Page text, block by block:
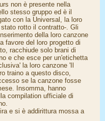
non è presente nella
stesso gruppo ed è il
con la Universal, la loro
rotto il contratto-. Gli
della loro canzone
favore del loro progetto di
racchiude solo brani di
e che esce per un'etichetta
la loro canzone 'Il
traino a questo disco,
se la canzone fosse
Insomma, hanno
compilation ufficiale di
e si è addirittura mossa a